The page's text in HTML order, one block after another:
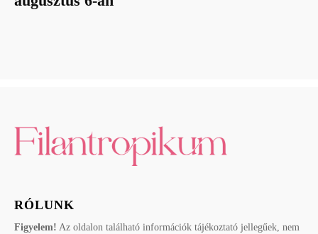
RÓLUNK
Figyelem! Az oldalon található információk tájékoztató jellegűek, nem